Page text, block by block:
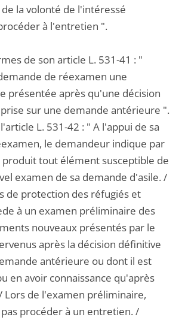
la volonté de l'intéressé
à l'entretien ".
de son article L. 531-41 : "
de réexamen une
présentée après qu'une décision
sur une demande antérieure ".
L. 531-42 : " A l'appui de sa
le demandeur indique par
tout élément susceptible de
examen de sa demande d'asile. /
de protection des réfugiés et
à un examen préliminaire des
nouveaux présentés par le
après la décision définitive
antérieure ou dont il est
en avoir connaissance qu'après
Lors de l'examen préliminaire,
procéder à un entretien. /